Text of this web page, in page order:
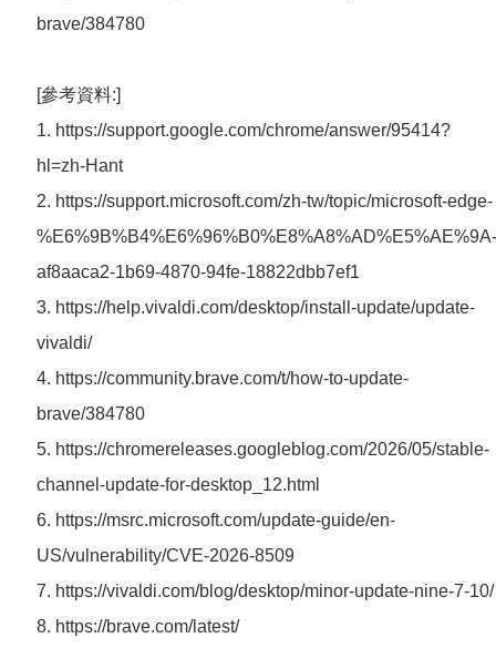
brave/384780
[參考資料:]
1. https://support.google.com/chrome/answer/95414?
hl=zh-Hant
2. https://support.microsoft.com/zh-tw/topic/microsoft-edge-
%E6%9B%B4%E6%96%B0%E8%A8%AD%E5%AE%9A-
af8aaca2-1b69-4870-94fe-18822dbb7ef1
3. https://help.vivaldi.com/desktop/install-update/update-
vivaldi/
4. https://community.brave.com/t/how-to-update-
brave/384780
5. https://chromereleases.googleblog.com/2026/05/stable-
channel-update-for-desktop_12.html
6. https://msrc.microsoft.com/update-guide/en-
US/vulnerability/CVE-2026-8509
7. https://vivaldi.com/blog/desktop/minor-update-nine-7-10/
8. https://brave.com/latest/